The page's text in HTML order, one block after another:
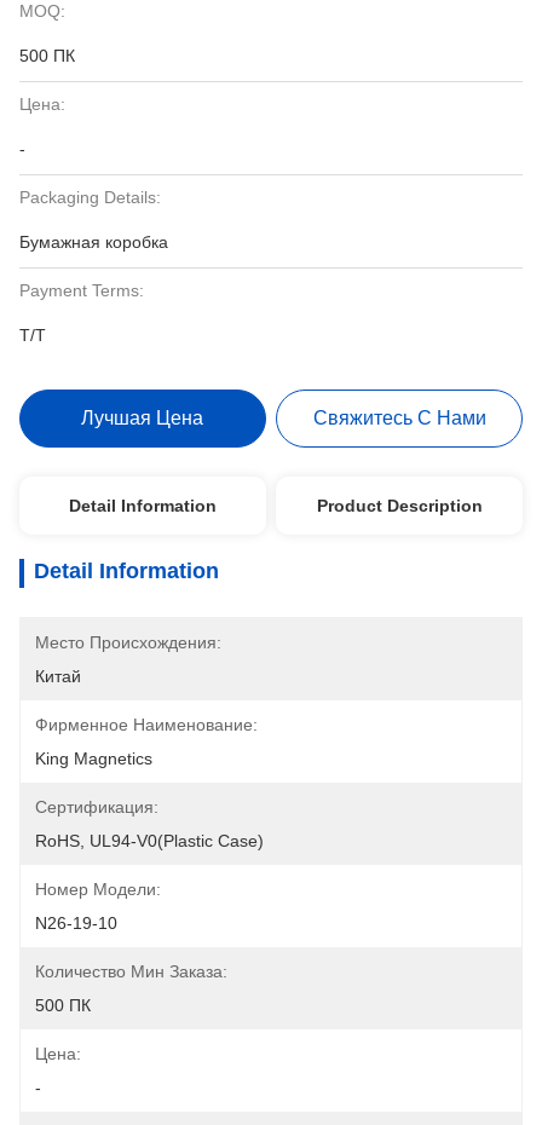
MOQ:
500 ПК
Цена:
-
Packaging Details:
Бумажная коробка
Payment Terms:
T/T
Лучшая Цена Свяжитесь С Нами
Detail Information Product Description
Detail Information
Место Происхождения:
Китай
Фирменное Наименование:
King Magnetics
Сертификация:
RoHS, UL94-V0(Plastic Case)
Номер Модели:
N26-19-10
Количество Мин Заказа:
500 ПК
Цена:
-